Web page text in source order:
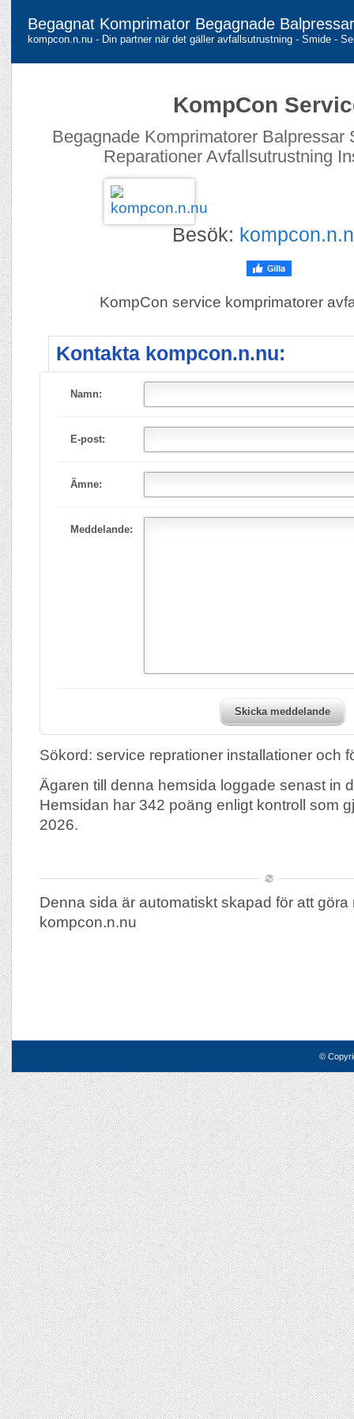
Begagnat Komprimator Begagnade
kompcon.n.nu - Din partner när det gäller avfallsutrustning - Smide -
KompCon
Begagnade Komprimatorer Balpressar
Reparationer Avfallsutrustning
Besök:
KompCon service komprimatorer
Kontakta kompcon.n.nu:
Namn:
E-post:
Ämne:
Meddelande:
Skicka meddelande
Sökord: service reprationer installationer och
Ägaren till denna hemsida loggade senast in
Hemsidan har 342 poäng enligt kontroll som
2026.
Denna sida är automatiskt skapad för att göra
kompcon.n.nu
©